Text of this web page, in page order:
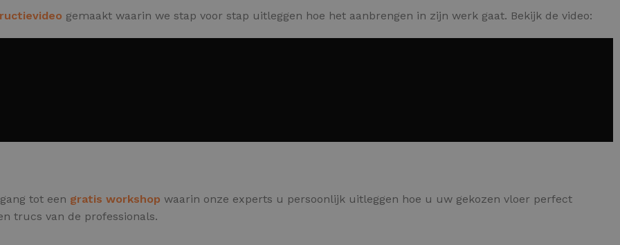
gemaakt waarin we stap voor stap uitleggen hoe het aanbrengen in zijn werk gaat. Bekijk de video:
tot een gratis workshop waarin onze experts u persoonlijk uitleggen hoe u uw gekozen vloer perfect
trucs van de professionals.